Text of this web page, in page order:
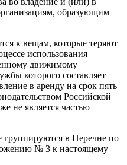
образующим
к вещам, которые теряют
использования
движимому
которого составляет
в аренду на срок пять
Российской
не является частью
группируются в Перечне по
№ 3 к настоящему